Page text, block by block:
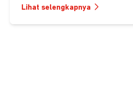
Lihat selengkapnya